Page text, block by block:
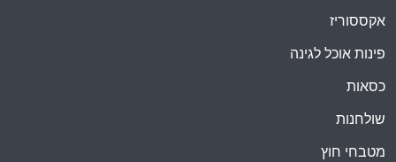
אקססוריז
פינות אוכל לגינה
כסאות
שולחנות
מטבחי חוץ